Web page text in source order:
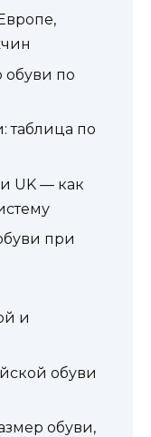
обуви по
таблица по
UK — как
при
и
обуви
обуви,